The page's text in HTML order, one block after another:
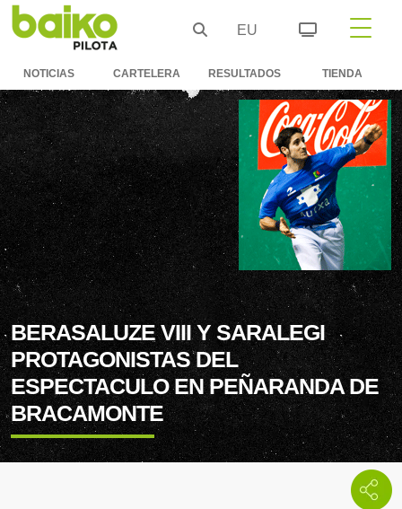
EU
NOTICIAS CARTELERA RESULTADOS TIENDA
BERASALUZE VIII Y SARALEGI
PROTAGONISTAS DEL
ESPECTACULO EN PEÑARANDA DE
BRACAMONTE